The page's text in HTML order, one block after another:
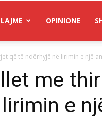
LAJME OPINIONE
që të ndërhyjë në lirimin e një
me
e